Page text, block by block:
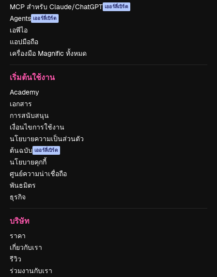
MCP สำหรับ Claude/ChatGPT เออร์ลี่เบิร์ด
Agents เออร์ลี่เบิร์ด
เอพีไอ
แอปมือถือ
เครื่องมือ Magnific ทั้งหมด
เริ่มต้นใช้งาน
Academy
เอกสาร
การสนับสนุน
เงื่อนไขการใช้งาน
นโยบายความเป็นส่วนตัว
ต้นฉบับ เออร์ลี่เบิร์ด
นโยบายคุกกี้
ศูนย์ความน่าเชื่อถือ
พันธมิตร
ธุรกิจ
บริษัท
ราคา
เกี่ยวกับเรา
รีวิว
ร่วมงานกับเรา